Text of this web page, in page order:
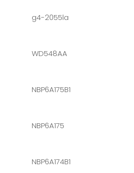
g4-2055la
WD548AA
NBP6A175B1
NBP6A175
NBP6A174B1